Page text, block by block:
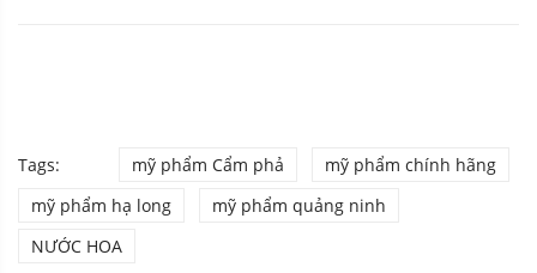
Tags: mỹ phẩm Cẩm phả
mỹ phẩm chính hãng
mỹ phẩm hạ long
mỹ phẩm quảng ninh
NƯỚC HOA